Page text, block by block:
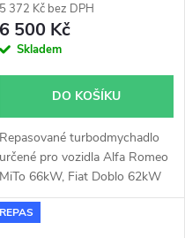
5 372 Kč bez DPH
6 500 Kč
Skladem
DO KOŠÍKU
Repasované turbodmychadlo
určené pro vozidla Alfa Romeo
MiTo 66kW, Fiat Doblo 62kW
Grande Punto 66kW,
Idea 66kW, Linea 63kW 66kW
REPAS